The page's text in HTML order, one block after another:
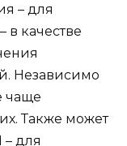
– для
в качестве
Независимо
чаще
Также может
– для